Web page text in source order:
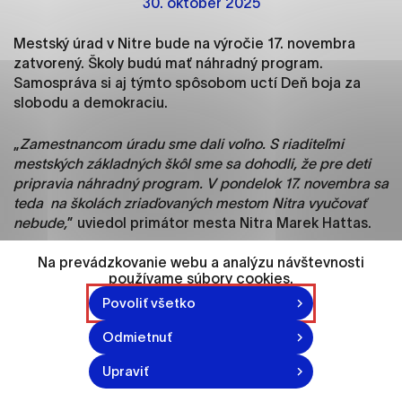
Mestský úrad v Nitre bude na výročie 17. novembra
zatvorený. Školy budú mať náhradný program.
Samospráva si aj týmto spôsobom uctí Deň boja za
slobodu a demokraciu.
„Zamestnancom úradu sme dali voľno. S riaditeľmi
mestských základných škôl sme sa dohodli, že pre deti
pripravia náhradný program. V pondelok 17. novembra sa
teda na školách zriaďovaných mestom Nitra vyučovať
nebude,” uviedol primátor mesta Nitra Marek Hattas.
Na prevádzkovanie webu a analýzu návštevnosti
používame súbory cookies.
Povoliť všetko
Odmietnuť
Upraviť
ako je navigácia na stránke a prístup k
týchto súborov cookie nemôže web správne
fungovať.
Analytické cookies
Analytické cookies pomáhajú prevádzkovateľovi
stránok pochopiť, ako návštevníci stránok stránku
používajú, aby mohol stránky optimalizovať a
ponúknuť im lepšiu skúsenosť. Všetky dáta sa
zbierajú anonymne a nie je možné ich spojiť s
konkrétnou osobou.
Označiť všetko
Uložiť nastavenia
Viac informácií